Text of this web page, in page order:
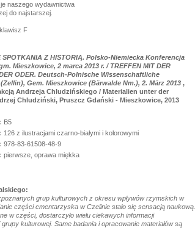
naszego wydawnictwa
do najstarszej.
F
SPOTKANIA Z HISTORIĄ. Polsko-Niemiecka Konferencja
Mieszkowice, 2 marca 2013 r. / TREFFEN MIT DER
ODER. Deutsch-Polnische Wissenschaftliche
Gem. Mieszkowice (Bärwalde Nm.), 2. März 2013 ,
Andrzeja Chludzińskiego / Materialien unter der
Chludziński, Pruszcz Gdański - Mieszkowice, 2013
B5
126 z ilustracjami czarno-białymi i kolorowymi
978-83-61508-48-9
pierwsze, oprawa miękka
grup kulturowych z okresu wpływów rzymskich w
części cmentarzyska w Czelinie stało się sensacją naukową.
w części, dostarczyło wielu ciekawych informacji
kulturowej. Same badania i opracowanie materiałów są